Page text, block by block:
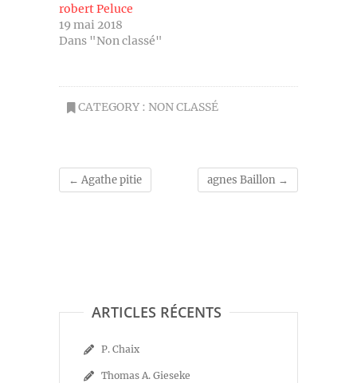
robert Peluce
19 mai 2018
Dans "Non classé"
CATEGORY : NON CLASSÉ
← Agathe pitie agnes Baillon →
ARTICLES RÉCENTS
P. Chaix
Thomas A. Gieseke